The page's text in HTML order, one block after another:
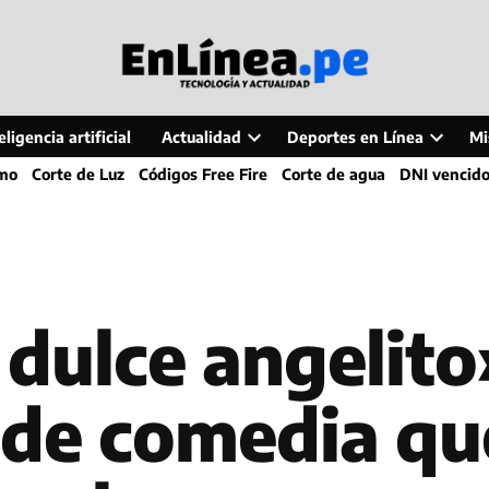
artificial Actualidad
Open
dropdown
Deportes en Línea
Open
dropdown
Corte de Luz Códigos Free Fire Corte de agua DNI vencido
comedia